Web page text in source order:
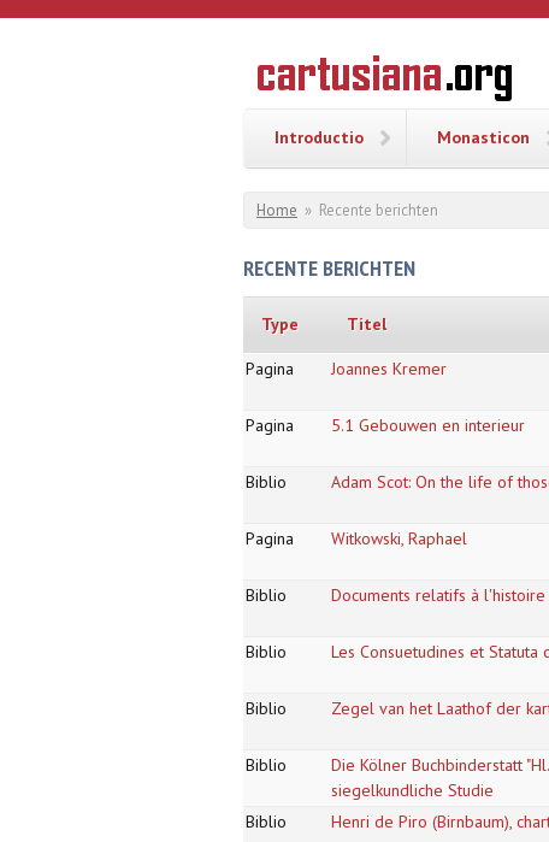
Overslaan en naar de inhoud gaan
Geschiedenis
van de
Introductio Monasticon
U bent hier
Home » Recente berichten
RECENTE BERICHTEN
Type Titel
Pagina Joannes Kremer
Pagina
5.1 Gebouwen en interieur
Biblio
Adam Scot: On the life of
Pagina
Witkowski, Raphael
Biblio
Documents relatifs à
Biblio
Les Consuetudines et Statuta
Biblio
Zegel van het Laathof der
Biblio
Die Kölner Buchbinderstatt
siegelkundliche Studie
Biblio
Henri de Piro (Birnbaum),